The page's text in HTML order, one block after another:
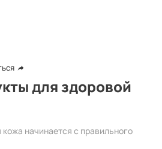
для здоровой
начинается с правильного